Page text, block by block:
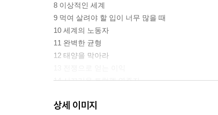
8 이상적인 세계
9 먹여 살려야 할 입이 너무 많을 때
10 세계의 노동자
11 완벽한 균형
12 태양을 막아라
14 시끄러운 트럼펫 연주자
16 계획이 있는 사람
상세 이미지